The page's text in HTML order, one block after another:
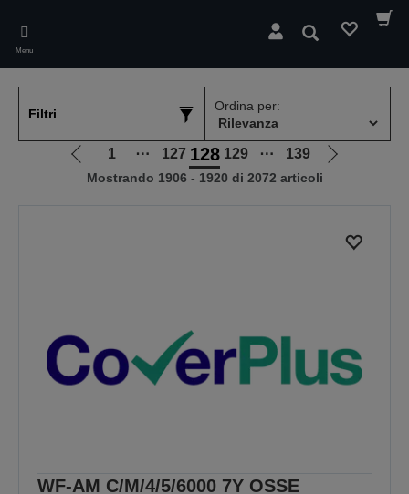
main
content
Menu
Cerca
Filtri
Ordina per:
Vai
alla
1 ⋯ 127 128 129 ⋯ 139
Vai
Mostrando 1906 - 1920 di 2072 articoli
WF-AM C/M/4/5/6000 7Y OSSE